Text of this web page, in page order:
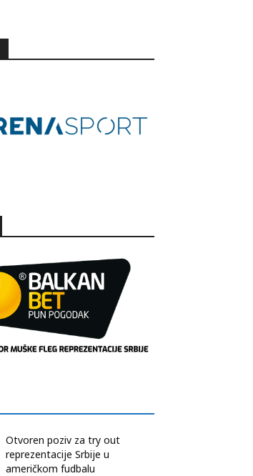
Otvoren poziv za try out
reprezentacije Srbije u
američkom fudbalu